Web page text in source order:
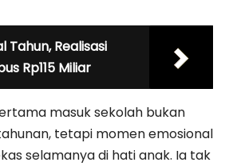
Tahun, Realisasi
Rp115 Miliar
masuk sekolah bukan
tetapi momen emosional
selamanya di hati anak. Ia tak